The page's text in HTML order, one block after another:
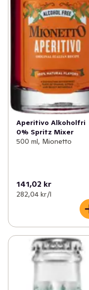
Aperitivo Alkoholfri
0% Spritz Mixer
500 ml, Mionetto
141,02 kr
282,04 kr /l